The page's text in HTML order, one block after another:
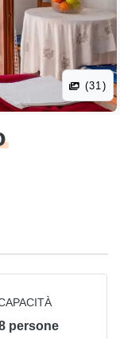
(31)
persone